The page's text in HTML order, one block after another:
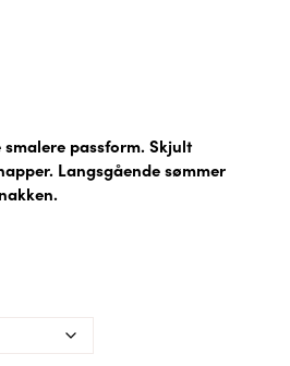
kr.
passform. Skjult
Langsgående sømmer